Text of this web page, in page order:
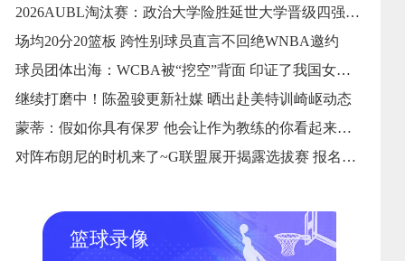
2026AUBL淘汰赛：政治大学险胜延世大学晋级四强 谢旻耕11分
场均20分20篮板 跨性别球员直言不回绝WNBA邀约
球员团体出海：WCBA被“挖空”背面 印证了我国女篮联赛中心价值
继续打磨中！陈盈骏更新社媒 晒出赴美特训崎岖动态
蒙蒂：假如你具有保罗 他会让作为教练的你看起来更超卓
对阵布朗尼的时机来了~G联盟展开揭露选拔赛 报名仅需200+美元
篮球录像